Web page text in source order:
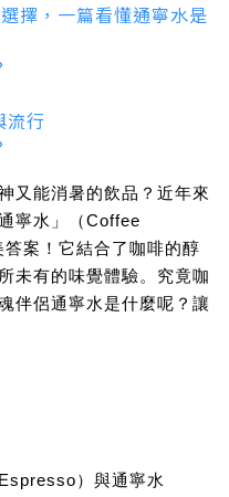
擇，一篇看懂通寧水是
流行
又能消暑的飲品？近年來
寧水 」（Coffee
案！它結合了咖啡的醇
未有的味覺體驗。究竟咖
伴侶通寧水是什麼呢？讓
）與通寧水